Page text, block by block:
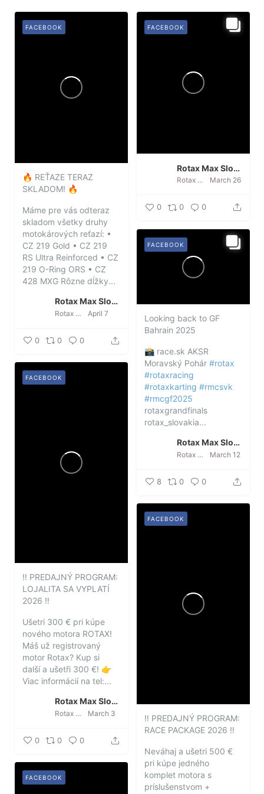
🔥 REŤAZE TERAZ
SKLADOM! 🔥
Máme pre vás odteraz
skladom všetky druhy
motokárových reťazí: •
CZ 219 Gold • CZ 219
RS Ultra Reinforced • CZ
219 O-Ring ORS • CZ
428 MXG Rôzne dĺžky...
Rotax Max Slovakia
Rotax Max Slovakia April 7
FACEBOOK
0 0 0
Rotax Max Slovakia
Rotax Max Slovakia March 26
FACEBOOK
0 0 0
Looking back to GF
Bahrain 2025
📸 race.sk AKSR
Moravský Pohár #rotax
#rotaxracing
#rotaxkarting #rmcsvk
#rmcgf2025
rotaxgrandfinals
rotax_slovakia...
Rotax Max Slovakia
Rotax Max Slovakia March 12
FACEBOOK
8 0 0
‼️ PREDAJNÝ PROGRAM:
LOJALITA SA VYPLATÍ
2026 ‼️
Ušetri 300 € pri kúpe
nového motora ROTAX!
Máš už registrovaný
motor Rotax? Kup si
další a ušetři 300 €! 👉
Viac informácií na tel:...
Rotax Max Slovakia
Rotax Max Slovakia March 3
FACEBOOK
0 0 0
‼️ PREDAJNÝ PROGRAM:
RACE PACKAGE 2026 ‼️
Neváhaj a ušetri 500 €
pri kúpe jedného
komplet motora s
príslušenstvom +
FACEBOOK
FACEBOOK